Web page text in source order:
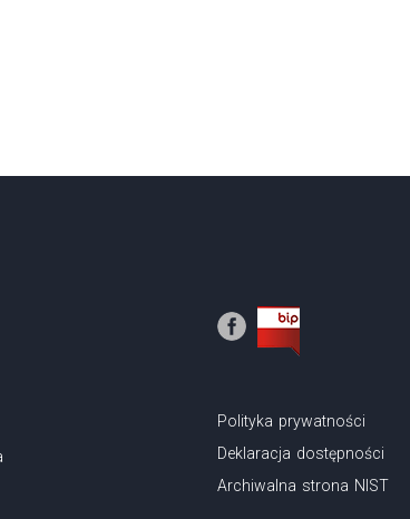
Polityka prywatności
Deklaracja dostępności
Archiwalna strona NIST